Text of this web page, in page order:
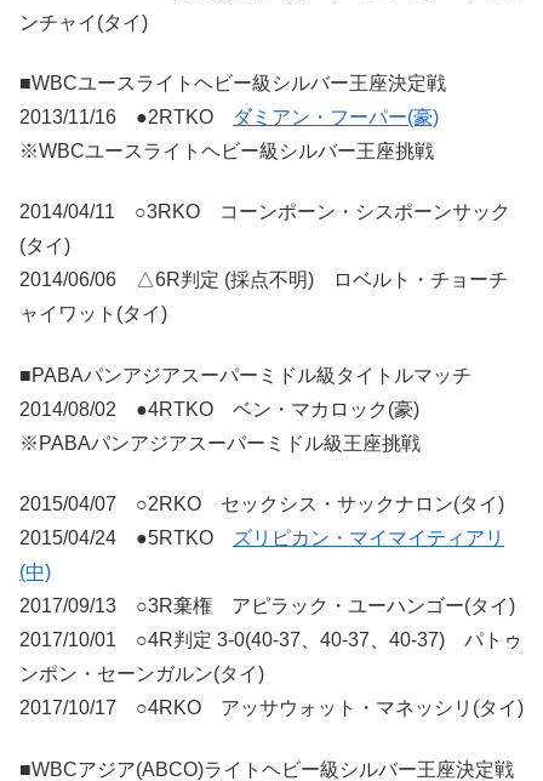
ンチャイ(タイ)
■WBCユースライトヘビー級シルバー王座決定戦
2013/11/16 ●2RTKO
ダミアン・フーパー(豪)
※WBCユースライトヘビー級シルバー王座挑戦
2014/04/11 ○3RKO コーンポーン・シスポーンサック
(タイ)
2014/06/06 △6R判定 (採点不明) ロベルト・チョーチ
ャイワット(タイ)
■PABAパンアジアスーパーミドル級タイトルマッチ
2014/08/02 ●4RTKO ベン・マカロック(豪)
※PABAパンアジアスーパーミドル級王座挑戦
2015/04/07 ○2RKO セックシス・サックナロン(タイ)
2015/04/24 ●5RTKO
ズリピカン・マイマイティアリ
(中)
2017/09/13 ○3R棄権 アピラック・ユーハンゴー(タイ)
2017/10/01 ○4R判定 3-0(40-37、40-37、40-37) パトゥ
ンポン・セーンガルン(タイ)
2017/10/17 ○4RKO アッサウォット・マネッシリ(タイ)
■WBCアジア(ABCO)ライトヘビー級シルバー王座決定戦